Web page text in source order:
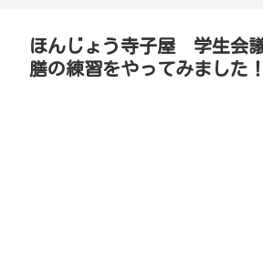
ほんじょう寺子屋 学生会
膳の練習をやってみました！